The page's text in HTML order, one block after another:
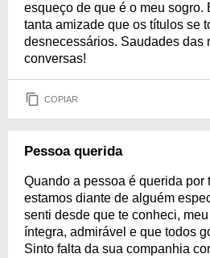
esqueço de que é o meu sogro.
tanta amizade que os títulos se
desnecessários. Saudades das
conversas!
COPIAR
Pessoa querida
Quando a pessoa é querida por
estamos diante de alguém
senti desde que te conheci,
íntegra, admirável e que todos
Sinto falta da sua companhia